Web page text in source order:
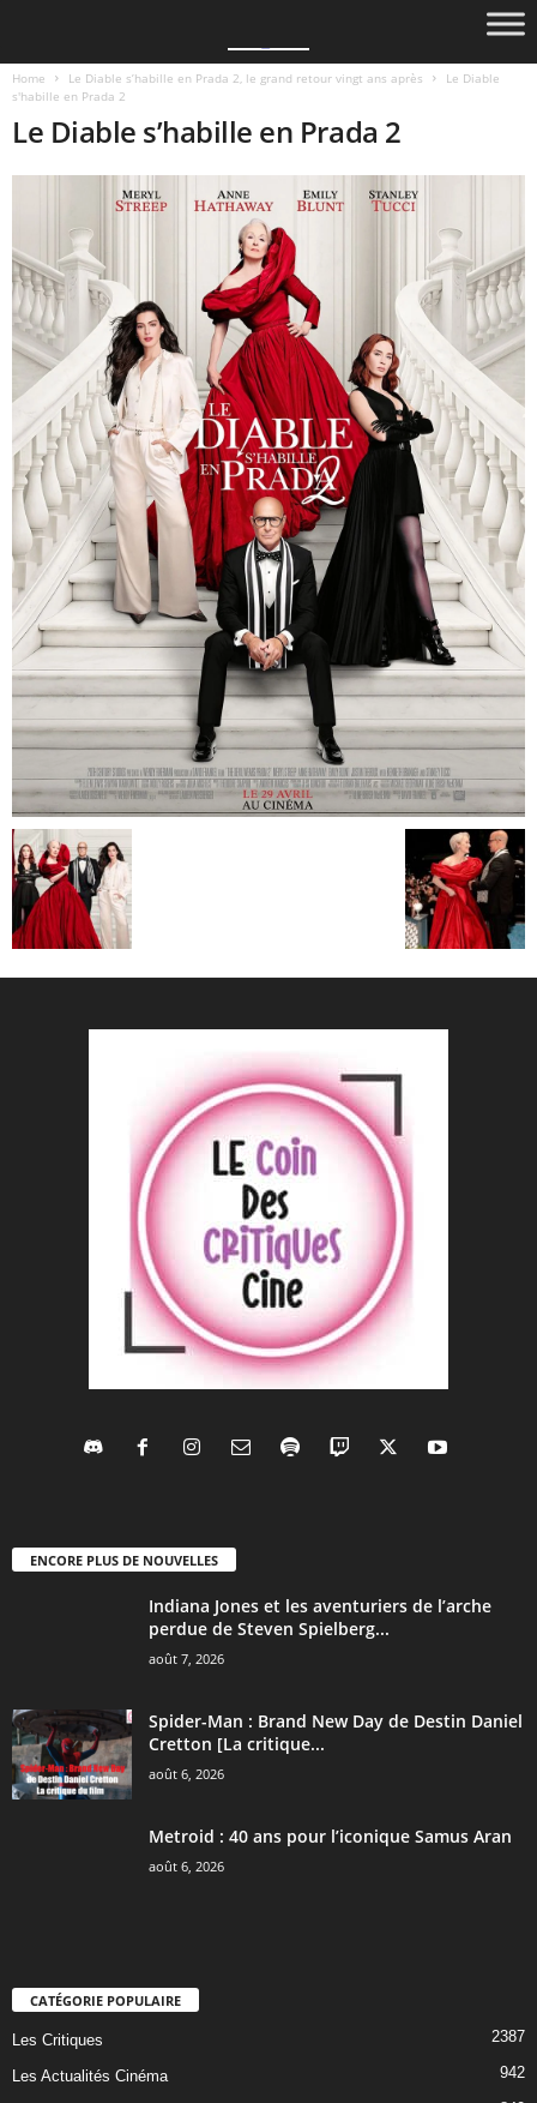
Home Le Diable s’habille en Prada 2, le grand retour vingt ans après
Le Diable
s'habille en Prada 2
Le Diable s’habille en Prada 2
ENCORE PLUS DE NOUVELLES
Indiana Jones et les aventuriers de l’arche
perdue de Steven Spielberg...
août 7, 2026
Spider-Man : Brand New Day de Destin Daniel
Cretton [La critique...
août 6, 2026
Metroid : 40 ans pour l’iconique Samus Aran
août 6, 2026
CATÉGORIE POPULAIRE
Les Critiques 2387
Les Actualités Cinéma 942